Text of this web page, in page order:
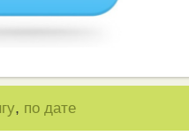
, по дате